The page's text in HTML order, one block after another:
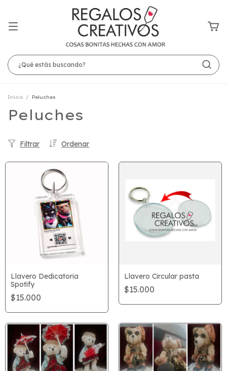
Inicio / Peluches
Peluches
Ordenar
Filtrar
Llavero Dedicatoria
Spotify
$15.000
Llavero Circular pasta
$15.000